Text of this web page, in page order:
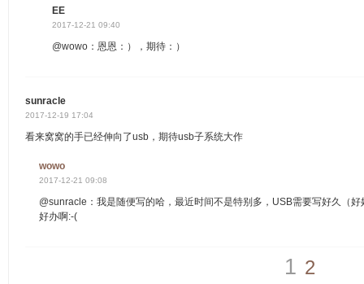
EE
2017-12-21 09:40
@wowo：恩恩：），期待：）
sunracle
2017-12-19 17:04
看来窝窝的手已经伸向了usb，期待usb子系统大作
wowo
2017-12-21 09:08
@sunracle：我是随便写的哈，最近时间不是特别多，USB需要写好久（
好办啊:-(
1 2